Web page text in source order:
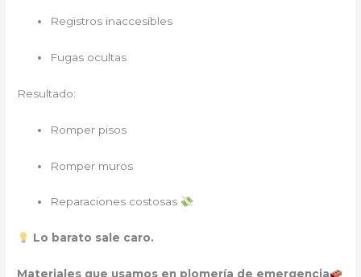
Registros inaccesibles
Fugas ocultas
Resultado:
Romper pisos
Romper muros
Reparaciones costosas
Lo barato sale caro.
Materiales que usamos en plomería de emergencia